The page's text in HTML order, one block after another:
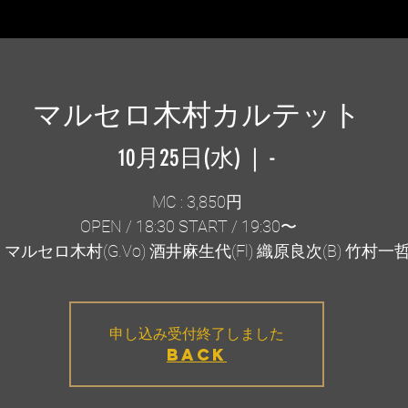
マルセロ木村カルテット
10月25日(水)
  |
-
MC : 3,850円
OPEN / 18:30 START / 19:30〜
ルセロ木村(G.Vo) 酒井麻生代(Fl) 織原良次(B) 竹村一
申し込み受付終了しました
BACK